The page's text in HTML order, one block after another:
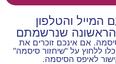
והטלפון
שנרשמתם
אם אינכם זוכרים את
ללחוץ על "שיחזור סיסמה"
לאיפס הסיסמה.